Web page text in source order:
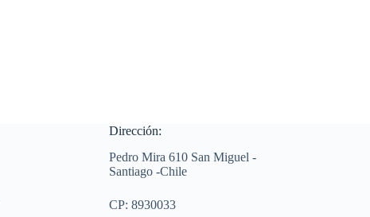
Dirección:
Pedro Mira 610 San Miguel -
Santiago -Chile
CP: 8930033